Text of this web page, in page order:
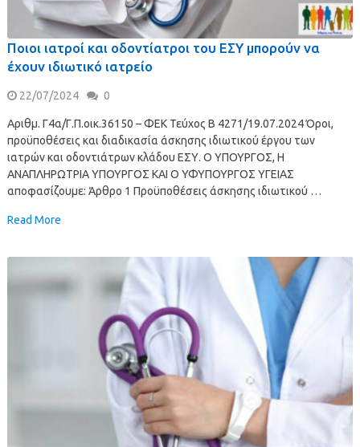
Ποιοι ιατροί και οδοντίατροι του ΕΣΥ μπορούν να
έχουν ιδιωτικό ιατρείο
22/07/2024 0
Αριθμ. Γ4α/Γ.Π.οικ.36150 – ΦΕΚ Τεύχος Β 4271/19.07.2024 Όροι,
προϋποθέσεις και διαδικασία άσκησης ιδιωτικού έργου των
ιατρών και οδοντιάτρων κλάδου ΕΣΥ. Ο ΥΠΟΥΡΓΟΣ, Η
ΑΝΑΠΛΗΡΩΤΡΙΑ ΥΠΟΥΡΓΟΣ ΚΑΙ Ο ΥΦΥΠΟΥΡΓΟΣ ΥΓΕΙΑΣ
αποφασίζουμε: Άρθρο 1 Προϋποθέσεις άσκησης ιδιωτικού …
Read More